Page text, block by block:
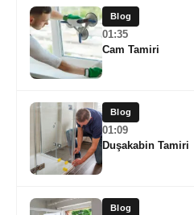
Blog
01:35
Cam Tamiri
Blog
01:09
Duşakabin Tamiri
Blog